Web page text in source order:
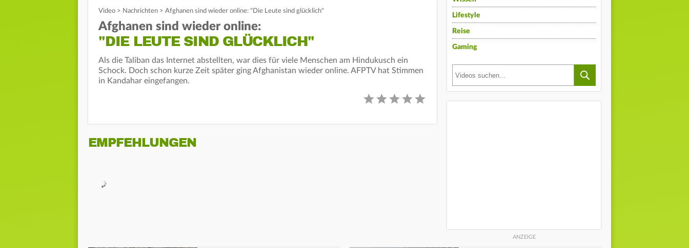
Video > Nachrichten > Afghanen sind wieder online: "Die Leute sind glücklich"
Afghanen sind wieder online:
"DIE LEUTE SIND GLÜCKLICH"
Als die Taliban das Internet abstellten, war dies für viele Menschen am Hindukusch ein
Schock. Doch schon kurze Zeit später ging Afghanistan wieder online. AFPTV hat Stimmen
in Kandahar eingefangen.
EMPFEHLUNGEN
Lifestyle
Reise
Gaming